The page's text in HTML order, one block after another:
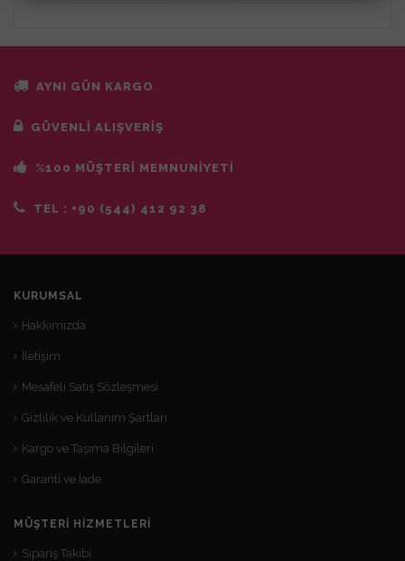
AYNI GÜN KARGO
GÜVENLİ ALIŞVERİŞ
%100 MÜŞTERİ MEMNUNİYETİ
TEL : +90 (544) 412 92 38
KURUMSAL
Hakkımızda
İletişim
Mesafeli Satış Sözleşmesi
Gizlilik ve Kullanım Şartları
Kargo ve Taşıma Bilgileri
Garanti ve İade
MÜŞTERI HIZMETLERI
Sipariş Takibi